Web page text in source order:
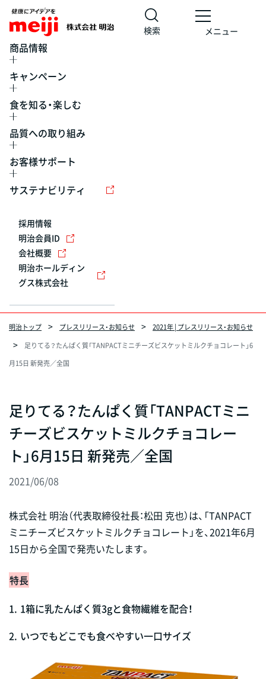
検索 メニュー
商品情報
キャンペーン
食を知る・楽しむ
品質への取り組み
お客様サポート
サステナビリティ
採用情報
明治会員ID
会社概要
明治ホールディン
グス株式会社
明治トップ プレスリリース・お知らせ
2021年 | プレスリリース・お知らせ
足りてる？たんぱく質「TANPACTミニチーズビスケットミルクチョコレート」6
月15日 新発売／全国
足りてる？たんぱく質「TANPACTミニ
チーズビスケットミルクチョコレー
ト」6月15日 新発売／全国
2021/06/08
株式会社 明治（代表取締役社長：松田 克也）は、「TANPACT
ミニチーズビスケットミルクチョコレート」を、2021年6月
15日から全国で発売いたします。
特長
1. 1箱に乳たんぱく質3gと食物繊維を配合！
2. いつでもどこでも食べやすい一口サイズ